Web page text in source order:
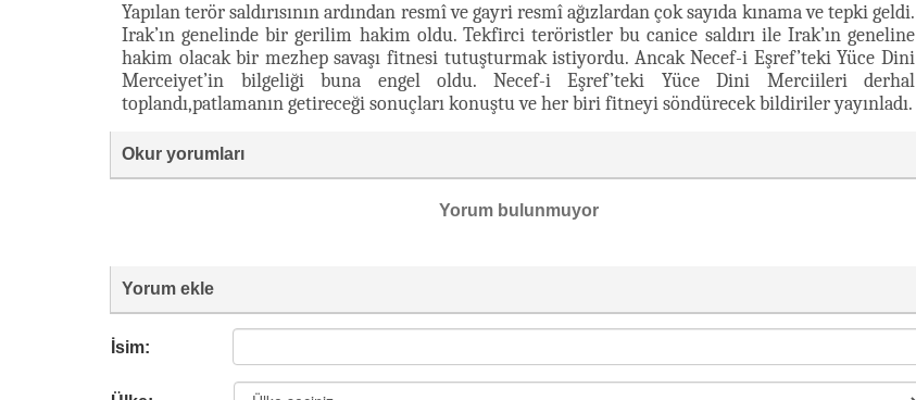
Yapılan terör saldırısının ardından resmî ve gayri resmî ağızlardan çok sayıda kınama ve tepki geldi.
Irak’ın genelinde bir gerilim hakim oldu. Tekfirci teröristler bu canice saldırı ile Irak’ın geneline
hakim olacak bir mezhep savaşı fitnesi tutuşturmak istiyordu. Ancak Necef-i Eşref’teki Yüce Dini
Merceiyet’in bilgeliği buna engel oldu. Necef-i Eşref’teki Yüce Dini Merciileri derhal
toplandı,patlamanın getireceği sonuçları konuştu ve her biri fitneyi söndürecek bildiriler yayınladı.
Okur yorumları
Yorum bulunmuyor
Yorum ekle
İsim: